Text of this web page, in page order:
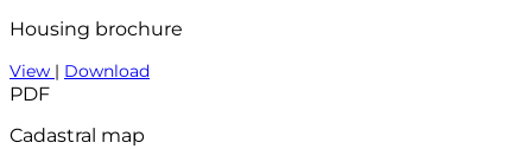
Housing brochure
View | Download
PDF
Cadastral map